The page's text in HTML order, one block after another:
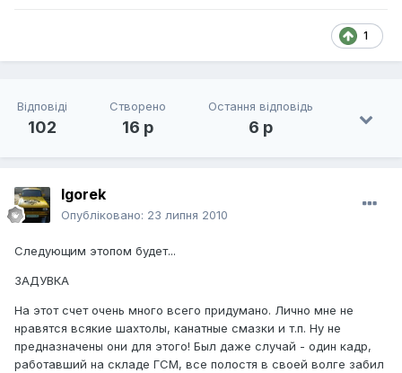
1
Відповіді
102
Створено
16 р
Остання відповідь
6 р
Igorek
Опубліковано: 23 липня 2010
Следующим этопом будет...
ЗАДУВКА
На этот счет очень много всего придумано. Лично мне не
нравятся всякие шахтолы, канатные смазки и т.п. Ну не
предназначены они для этого! Был даже случай - один кадр,
работавший на складе ГСМ, все полостя в своей волге забил